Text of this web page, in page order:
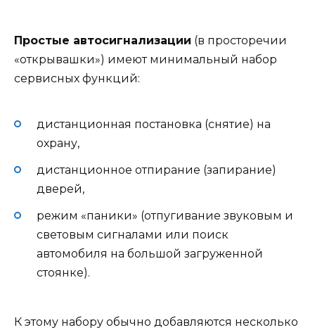
Простые автосигнализации (в просторечии
«открывашки») имеют минимальный набор
сервисных функций:
дистанционная постановка (снятие) на
охрану,
дистанционное отпирание (запирание)
дверей,
режим «паники» (отпугивание звуковым и
световым сигналами или поиск
автомобиля на большой загруженной
стоянке).
К этому набору обычно добавляются несколько